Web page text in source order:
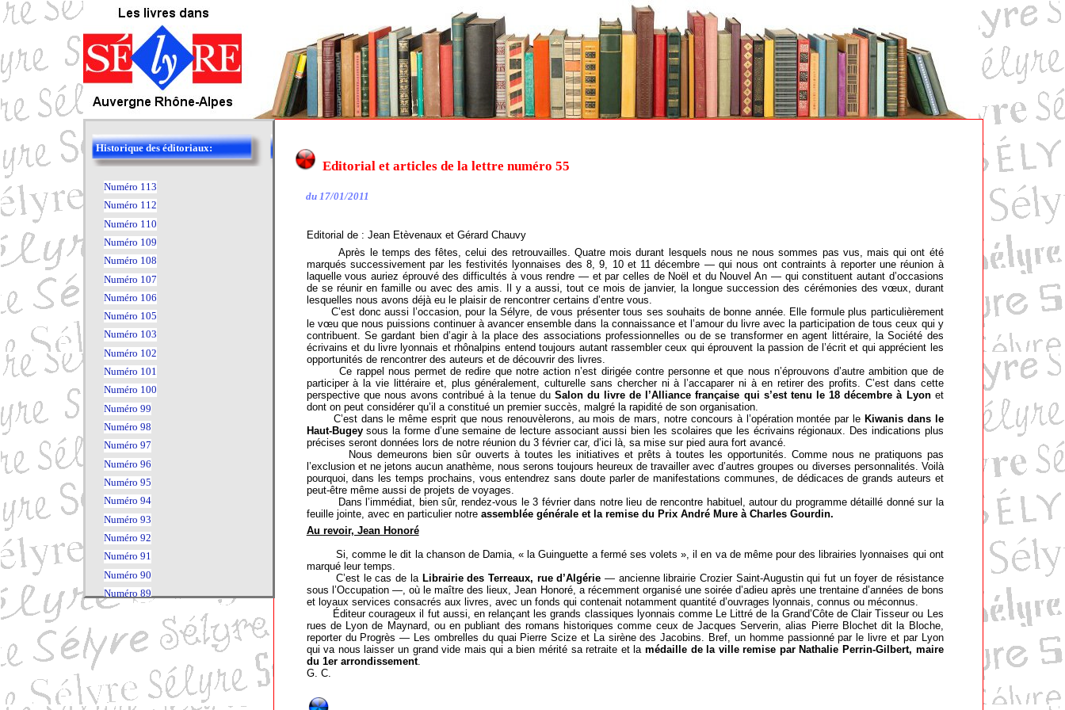
Historique des éditoriaux:
Numéro 113
Numéro 112
Numéro 110
Numéro 109
Numéro 108
Numéro 107
Numéro 106
Numéro 105
Numéro 103
Numéro 102
Numéro 101
Numéro 100
Numéro 99
Numéro 98
Numéro 97
Numéro 96
Numéro 95
Numéro 94
Numéro 93
Numéro 92
Numéro 91
Numéro 90
Numéro 89
Numéro 88
Numéro 87
Numéro 86
Numéro 83
Numéro 80
Editorial et articles de la lettre numéro 55
du 17/01/2011
Editorial de : Jean Etèvenaux et Gérard Chauvy
Après le temps des fêtes, celui des retrouvailles. Quatre mois durant lesquels nous ne nous sommes pas vus, mais qui ont été
marqués successivement par les festivités lyonnaises des 8, 9, 10 et 11 décembre — qui nous ont contraints à reporter une réunion à
laquelle vous auriez éprouvé des difficultés à vous rendre — et par celles de Noël et du Nouvel An — qui constituent autant d’occasions
de se réunir en famille ou avec des amis. Il y a aussi, tout ce mois de janvier, la longue succession des cérémonies des vœux, durant
lesquelles nous avons déjà eu le plaisir de rencontrer certains d’entre vous.
C’est donc aussi l’occasion, pour la Sélyre, de vous présenter tous ses souhaits de bonne année. Elle formule plus particulièrement
le vœu que nous puissions continuer à avancer ensemble dans la connaissance et l’amour du livre avec la participation de tous ceux qui y
contribuent. Se gardant bien d’agir à la place des associations professionnelles ou de se transformer en agent littéraire, la Société des
écrivains et du livre lyonnais et rhônalpins entend toujours autant rassembler ceux qui éprouvent la passion de l’écrit et qui apprécient les
opportunités de rencontrer des auteurs et de découvrir des livres.
Ce rappel nous permet de redire que notre action n’est dirigée contre personne et que nous n’éprouvons d’autre ambition que de
participer à la vie littéraire et, plus généralement, culturelle sans chercher ni à l’accaparer ni à en retirer des profits. C’est dans cette
perspective que nous avons contribué à la tenue du Salon du livre de l’Alliance française qui s’est tenu le 18 décembre à Lyonet
dont on peut considérer qu’il a constitué un premier succès, malgré la rapidité de son organisation.
C’est dans le même esprit que nous renouvèlerons, au mois de mars, notre concours à l’opération montée par le Kiwanis dans le
Haut-Bugeysous la forme d’une semaine de lecture associant aussi bien les scolaires que les écrivains régionaux. Des indications plus
précises seront données lors de notre réunion du 3 février car, d’ici là, sa mise sur pied aura fort avancé.
Nous demeurons bien sûr ouverts à toutes les initiatives et prêts à toutes les opportunités. Comme nous ne pratiquons pas
l’exclusion et ne jetons aucun anathème, nous serons toujours heureux de travailler avec d’autres groupes ou diverses personnalités. Voilà
pourquoi, dans les temps prochains, vous entendrez sans doute parler de manifestations communes, de dédicaces de grands auteurs et
peut-être même aussi de projets de voyages.
Dans l’immédiat, bien sûr, rendez-vous le 3 février dans notre lieu de rencontre habituel, autour du programme détaillé donné sur la
feuille jointe, avec en particulier notre assemblée générale et la remise du Prix André Mure à Charles Gourdin.
Au revoir, Jean Honoré
Si, comme le dit la chanson de Damia, « la Guinguette a fermé ses volets », il en va de même pour des librairies lyonnaises qui ont
marqué leur temps.
C’est le cas de la Librairie des Terreaux, rue d’Algérie — ancienne librairie Crozier Saint-Augustin qui fut un foyer de résistance
sous l’Occupation —, où le maître des lieux, Jean Honoré, a récemment organisé une soirée d’adieu après une trentaine d’années de bons
et loyaux services consacrés aux livres, avec un fonds qui contenait notamment quantité d’ouvrages lyonnais, connus ou méconnus.
Éditeur courageux il fut aussi, en relançant les grands classiques lyonnais comme Le Littré de la Grand’Côte de Clair Tisseur ou Les
rues de Lyon de Maynard, ou en publiant des romans historiques comme ceux de Jacques Serverin, alias Pierre Blochet dit la Bloche,
reporter du Progrès — Les ombrelles du quai Pierre Scize et La sirène des Jacobins. Bref, un homme passionné par le livre et par Lyon
qui va nous laisser un grand vide mais qui a bien mérité sa retraite et la médaille de la ville remise par Nathalie Perrin-Gilbert, maire
du 1er arrondissement.
G. C.